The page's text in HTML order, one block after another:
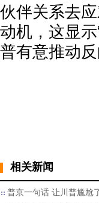
伙伴关系去
动机，这显
普有意推动
相关新闻
普京一句话 让川普尴尬